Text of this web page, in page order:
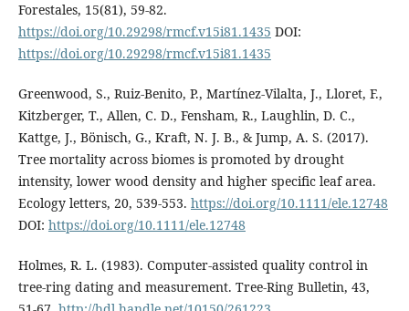
Forestales, 15(81), 59-82.
https://doi.org/10.29298/rmcf.v15i81.1435 DOI:
https://doi.org/10.29298/rmcf.v15i81.1435
Greenwood, S., Ruiz-Benito, P., Martínez-Vilalta, J., Lloret, F.,
Kitzberger, T., Allen, C. D., Fensham, R., Laughlin, D. C.,
Kattge, J., Bönisch, G., Kraft, N. J. B., & Jump, A. S. (2017).
Tree mortality across biomes is promoted by drought
intensity, lower wood density and higher specific leaf area.
Ecology letters, 20, 539-553. https://doi.org/10.1111/ele.12748
DOI: https://doi.org/10.1111/ele.12748
Holmes, R. L. (1983). Computer-assisted quality control in
tree-ring dating and measurement. Tree-Ring Bulletin, 43,